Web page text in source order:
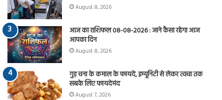
August 8, 2026
आज का राशिफल 08-08-2026 : जाने कैसा रहेगा आज
आपका दिन
August 8, 2026
गुड़ चना के कमाल के फायदे, इम्यूनिटी से लेकर त्वचा तक
सबके लिए फायदेमंद
August 7, 2026